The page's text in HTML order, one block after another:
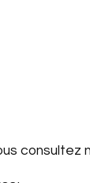
consultez